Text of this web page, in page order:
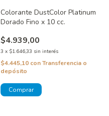
Colorante DustColor Platinum
Dorado Fino x 10 cc.
$4.939,00
3 x $1.646,33 sin interés
$4.445,10 conTransferencia o
depósito